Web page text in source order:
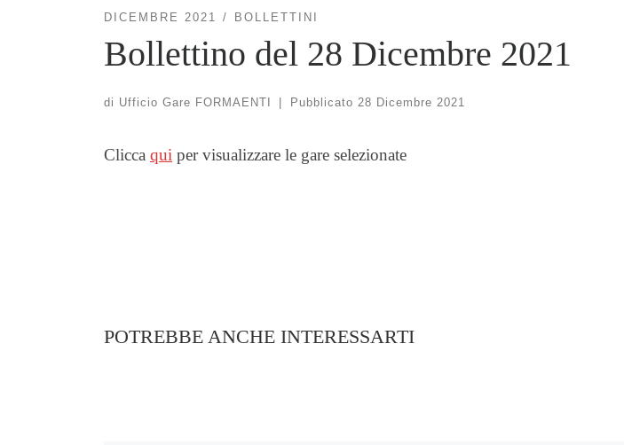
DICEMBRE 2021 BOLLETTINI
Bollettino del 28 Dicembre 2021
di Ufficio Gare FORMAENTI Pubblicato 28 Dicembre 2021
Clicca qui per visualizzare le gare selezionate
POTREBBE ANCHE INTERESSARTI